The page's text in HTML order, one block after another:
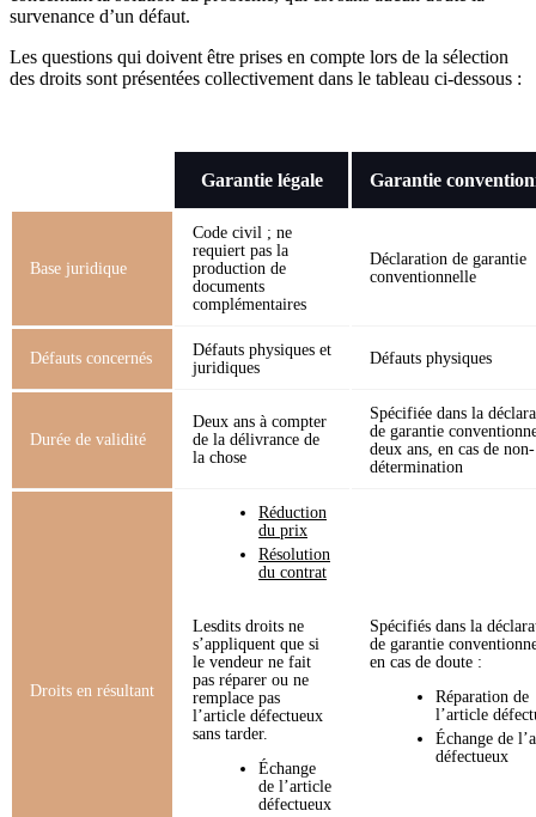
survenance d’un défaut.
Les questions qui doivent être prises en compte lors de la sélection
des droits sont présentées collectivement dans le tableau ci-dessous :
Garantie légale Garantie
Base juridique
Code civil ; ne
requiert pas la
production de
documents
complémentaires
Déclaration de garantie
conventionnelle
Défauts concernés
Défauts physiques et
juridiques
Défauts physiques
Durée de validité
Deux ans à compter
de la délivrance de
la chose
Spécifiée dans la
de garantie
deux ans, en cas de non-
détermination
Droits en résultant
Réduction
du prix
Résolution
du contrat
Lesdits droits ne
s’appliquent que si
le vendeur ne fait
pas réparer ou ne
remplace pas
l’article défectueux
sans tarder.
Échange
de l’article
défectueux
Spécifiés dans la
de garantie
en cas de doute :
Réparation de
l’article
Échange de
défectueux